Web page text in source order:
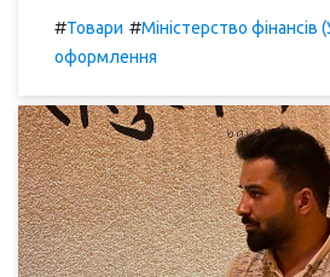
#Товари #Міністерство фінансів
оформлення